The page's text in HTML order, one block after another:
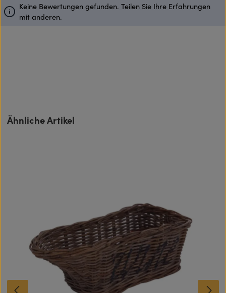
Keine Bewertungen gefunden. Teilen Sie Ihre Erfahrungen
mit anderen.
Produktgalerie überspringen
Ähnliche Artikel